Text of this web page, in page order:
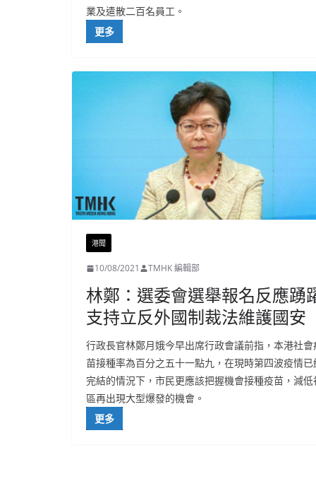
業及遣散二百名員工。
更多
港聞
10/08/2021 TMHK 編輯部
林鄭：選委會選舉報名反應踴
支持立反外國制裁法維護國安
行政長官林鄭月娥今早出席行政會議前指，本港社會
苗接種率為百分之五十一點九，在現時第四波疫情已
完結的情況下，市民更應該把握機會接種疫苗，減低
區再出現大型爆發的機會。
更多